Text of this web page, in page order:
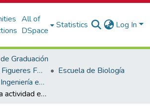
All of
DSpace
Statistics Log In
Graduación
Biblioteca José Figueres Ferrer
Escuela de Biología
Licenciatura en Ingeniería en Biotecnología
Evaluación de la actividad entomopatógena de diversos aislamientos de hongos y cepas de Bacillus thuringiensis para el potencial desarrollo de un bioformulado contra las hormigas cortadoras de hojas de la especie Atta cephalotes